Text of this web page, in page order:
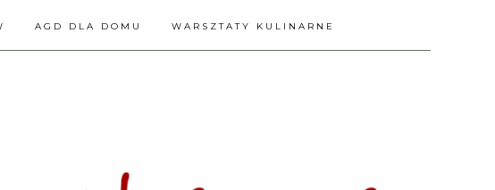
AGD DLA DOMU WARSZTATY KULINARNE